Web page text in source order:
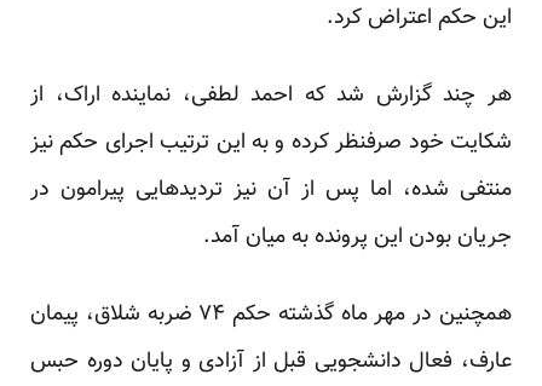
این حکم اعتراض کرد.
هر چند گزارش شد که احمد لطفی، نماینده اراک، از
شکایت خود صرفنظر کرده و به این ترتیب اجرای حکم نیز
منتفی شده، اما پس از آن نیز تردید‌هایی پیرامون در
جریان بودن این پرونده به میان آمد.
همچنین در مهر ماه گذشته حکم ۷۴ ضربه شلاق، پیمان
عارف، فعال دانشجویی قبل از آزادی و پایان دوره حبس